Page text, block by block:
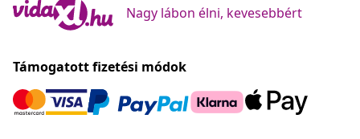
Nagy lábon élni, kevesebbért
Támogatott fizetési módok